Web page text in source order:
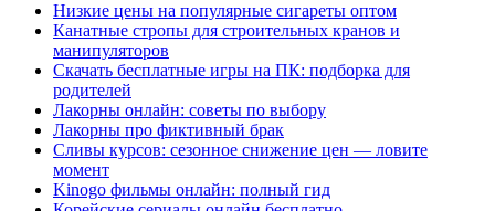
Низкие цены на популярные сигареты оптом
Канатные стропы для строительных кранов и
манипуляторов
Скачать бесплатные игры на ПК: подборка для
родителей
Лакорны онлайн: советы по выбору
Лакорны про фиктивный брак
Сливы курсов: сезонное снижение цен — ловите
момент
Kinogo фильмы онлайн: полный гид